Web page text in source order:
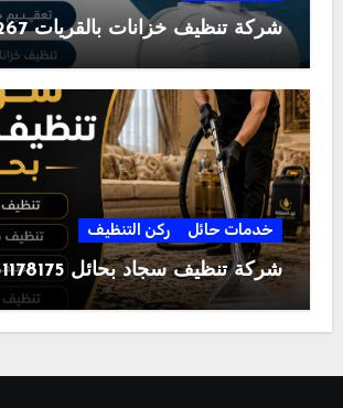
شركة تنظيف خزانات بالقريات 0543966267
خدمات حائل ركن التنظيف
شركة تنظيف سجاد بحائل 0531178175